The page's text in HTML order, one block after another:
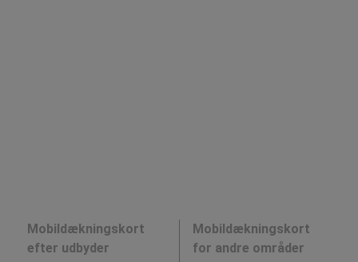
Mobildækningskort
efter udbyder
Mobildækningskort
for andre områder